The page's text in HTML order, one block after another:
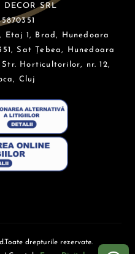
DECOR SRL
Etaj 1, Brad, Hunedoara
Sat Țebea, Hunedoara
Str. Horticultorilor, nr. 12,
Cluj
drepturile rezervate.